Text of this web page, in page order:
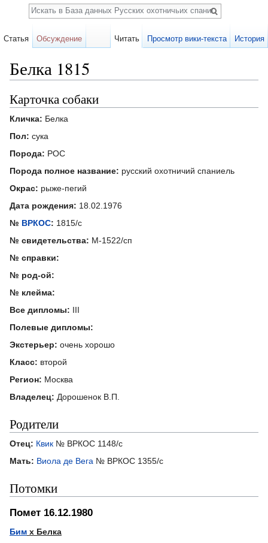
Белка 1815
Карточка собаки
Кличка: Белка
Пол: сука
Порода: РОС
Порода полное название: русский охотничий спаниель
Окрас: рыже-пегий
Дата рождения: 18.02.1976
№ ВРКОС: 1815/с
№ свидетельства: М-1522/сп
№ справки:
№ род-ой:
№ клейма:
Все дипломы: III
Полевые дипломы:
Экстерьер: очень хорошо
Класс: второй
Регион: Москва
Владелец: Дорошенок В.П.
Родители
Отец: Квик № ВРКОС 1148/с
Мать: Виола де Вега № ВРКОС 1355/с
Потомки
Помет 16.12.1980
Бим х Белка
Статья Обсуждение Читать Просмотр вики-текста История
Поиск